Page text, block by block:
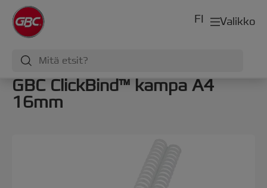
Valikko
FI
GBC ClickBind™ kampa A4
16mm